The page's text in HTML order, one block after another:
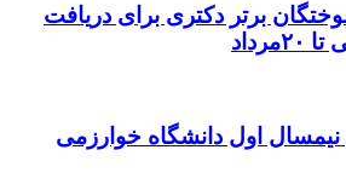
برتر دکتری‌ برای دریافت
اول دانشگاه خوارزمی